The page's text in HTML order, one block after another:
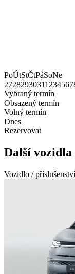
PoÚtStČtPáSoNe
27282930311234567
Vybraný termín
Obsazený termín
Volný termín
Dnes
Rezervovat
Další vozidla
Vozidlo / příslušenství